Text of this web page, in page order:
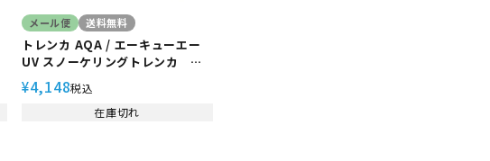
メール便 送料無料
トレンカ AQA / エーキューエー
UV スノーケリングトレンカ メ
ンズ KW-4604 スノーケル スノ
ーケリング シュノーケル シュノ
ーケリング ダイビング ＵＰＦ 50
¥4,148税込
在庫切れ